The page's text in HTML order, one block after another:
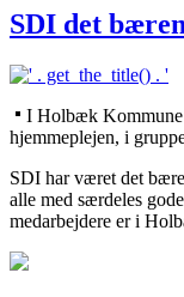
SDI det
I Holbæk Kommune
hjemmeplejen, i
SDI har været det
alle med særdeles
medarbejdere er i